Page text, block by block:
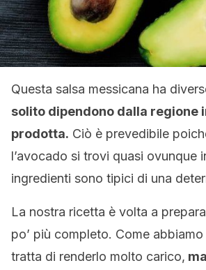
Questa salsa messicana ha
solito dipendono dalla regione
prodotta. Ciò è prevedibile
l’avocado si trovi quasi ovunque
ingredienti sono tipici di una
La nostra ricetta è volta a
po’ più completo. Come
tratta di renderlo molto carico,